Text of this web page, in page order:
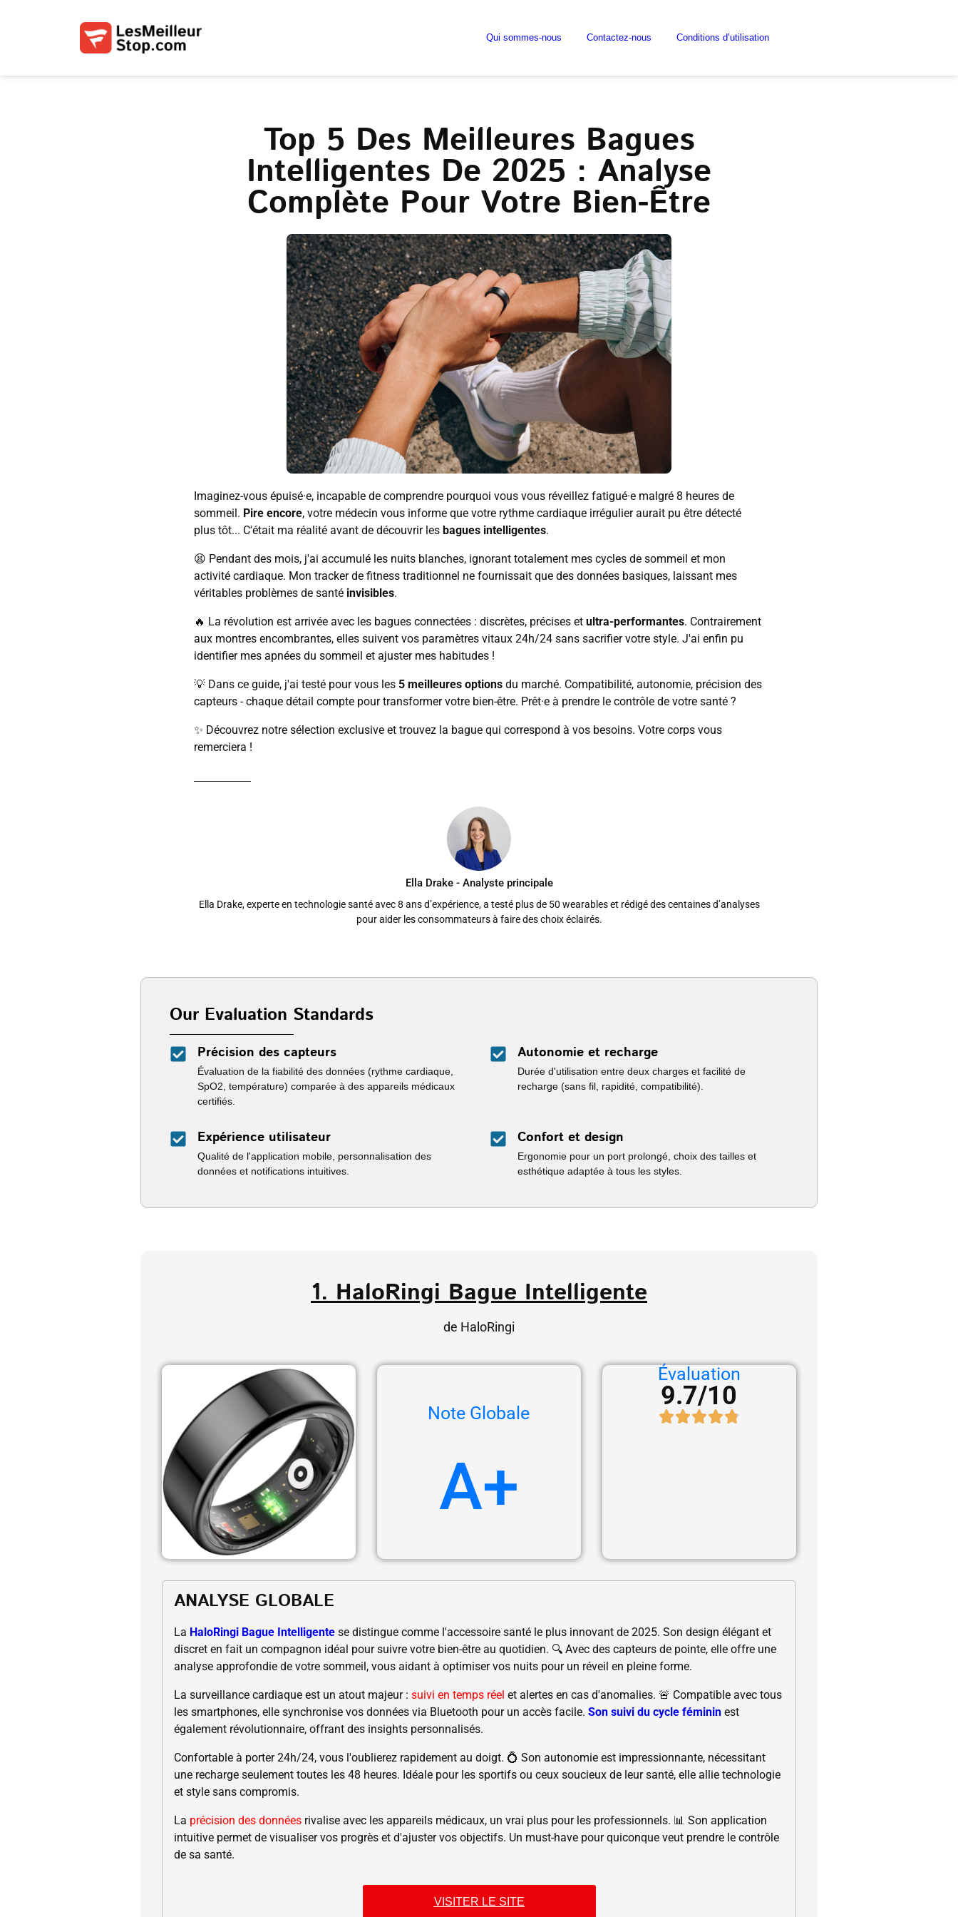
Qui sommes-nous Contactez-nous Conditions d’utilisation
Top 5 Des Meilleures Bagues
Intelligentes De 2025 : Analyse
Complète Pour Votre Bien-Être
Imaginez-vous épuisé·e, incapable de comprendre pourquoi vous vous réveillez fatigué·e malgré 8 heures de
sommeil. Pire encore, votre médecin vous informe que votre rythme cardiaque irrégulier aurait pu être détecté
plus tôt... C'était ma réalité avant de découvrir les bagues intelligentes.
😫 Pendant des mois, j'ai accumulé les nuits blanches, ignorant totalement mes cycles de sommeil et mon
activité cardiaque. Mon tracker de fitness traditionnel ne fournissait que des données basiques, laissant mes
véritables problèmes de santé invisibles.
🔥 La révolution est arrivée avec les bagues connectées : discrètes, précises et ultra-performantes. Contrairement
aux montres encombrantes, elles suivent vos paramètres vitaux 24h/24 sans sacrifier votre style. J'ai enfin pu
identifier mes apnées du sommeil et ajuster mes habitudes !
💡 Dans ce guide, j'ai testé pour vous les 5 meilleures options du marché. Compatibilité, autonomie, précision des
capteurs - chaque détail compte pour transformer votre bien-être. Prêt·e à prendre le contrôle de votre santé ?
✨ Découvrez notre sélection exclusive et trouvez la bague qui correspond à vos besoins. Votre corps vous
remerciera !
Ella Drake - Analyste principale
Ella Drake, experte en technologie santé avec 8 ans d’expérience, a testé plus de 50 wearables et rédigé des centaines d’analyses
pour aider les consommateurs à faire des choix éclairés.
Our Evaluation Standards
Précision des capteurs
Évaluation de la fiabilité des données (rythme cardiaque,
SpO2, température) comparée à des appareils médicaux
certifiés.
Autonomie et recharge
Durée d'utilisation entre deux charges et facilité de
recharge (sans fil, rapidité, compatibilité).
Expérience utilisateur
Qualité de l'application mobile, personnalisation des
données et notifications intuitives.
Confort et design
Ergonomie pour un port prolongé, choix des tailles et
esthétique adaptée à tous les styles.
1. HaloRingi Bague Intelligente
de HaloRingi
Note Globale
A+
Évaluation
9.7/10
ANALYSE GLOBALE
La HaloRingi Bague Intelligente se distingue comme l'accessoire santé le plus innovant de 2025. Son design élégant et
discret en fait un compagnon idéal pour suivre votre bien-être au quotidien. 🔍 Avec des capteurs de pointe, elle offre une
analyse approfondie de votre sommeil, vous aidant à optimiser vos nuits pour un réveil en pleine forme.
La surveillance cardiaque est un atout majeur : suivi en temps réel et alertes en cas d'anomalies. 🚨 Compatible avec tous
les smartphones, elle synchronise vos données via Bluetooth pour un accès facile. Son suivi du cycle féminin est
également révolutionnaire, offrant des insights personnalisés.
Confortable à porter 24h/24, vous l'oublierez rapidement au doigt. 💍 Son autonomie est impressionnante, nécessitant
une recharge seulement toutes les 48 heures. Idéale pour les sportifs ou ceux soucieux de leur santé, elle allie technologie
et style sans compromis.
La précision des données rivalise avec les appareils médicaux, un vrai plus pour les professionnels. 📊 Son application
intuitive permet de visualiser vos progrès et d'ajuster vos objectifs. Un must-have pour quiconque veut prendre le contrôle
de sa santé.
VISITER LE SITE